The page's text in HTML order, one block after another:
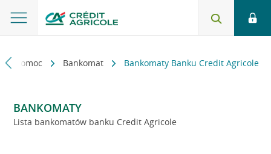
i pomoc Bankomat Bankomaty Banku Credit Agricole
BANKOMATY
Lista bankomatów banku Credit Agricole